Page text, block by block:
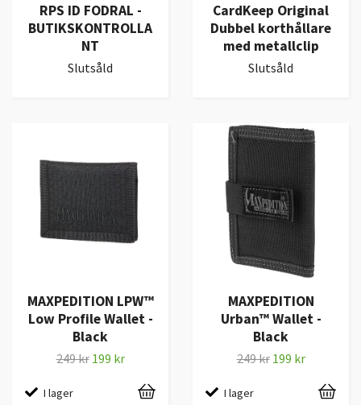
RPS ID FODRAL -
BUTIKSKONTROLLA
NT
Slutsåld
CardKeep Original
Dubbel korthållare
med metallclip
Slutsåld
MAXPEDITION LPW™
Low Profile Wallet -
Black
249 kr 199 kr
I lager
MAXPEDITION
Urban™ Wallet -
Black
249 kr 199 kr
I lager